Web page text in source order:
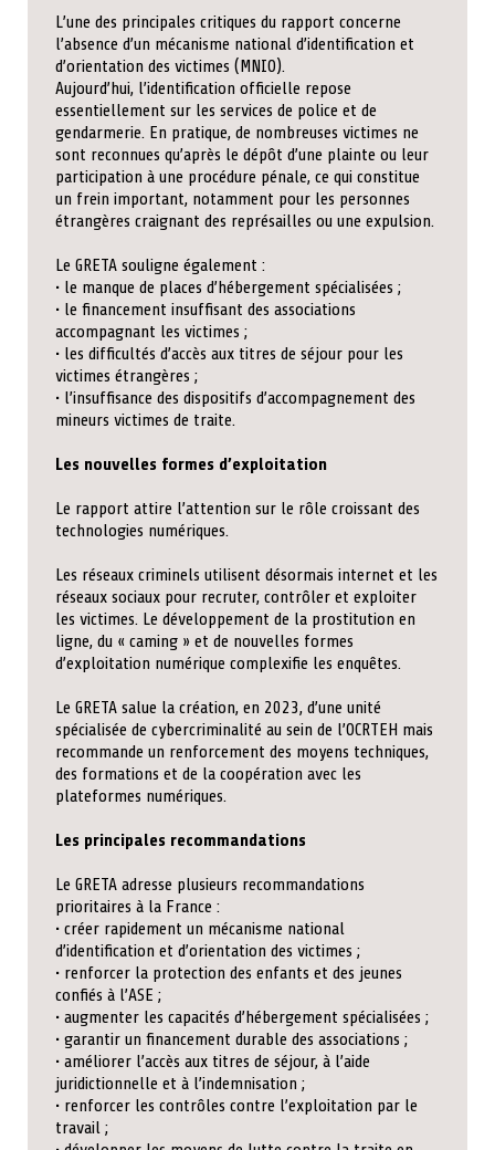
L’une des principales critiques du rapport concerne
l’absence d’un mécanisme national d’identification et
d’orientation des victimes (MNIO).
Aujourd’hui, l’identification officielle repose
essentiellement sur les services de police et de
gendarmerie. En pratique, de nombreuses victimes ne
sont reconnues qu’après le dépôt d’une plainte ou leur
participation à une procédure pénale, ce qui constitue
un frein important, notamment pour les personnes
étrangères craignant des représailles ou une expulsion.
Le GRETA souligne également :
• le manque de places d’hébergement spécialisées ;
• le financement insuffisant des associations
accompagnant les victimes ;
• les difficultés d’accès aux titres de séjour pour les
victimes étrangères ;
• l’insuffisance des dispositifs d’accompagnement des
mineurs victimes de traite.
Les nouvelles formes d’exploitation
Le rapport attire l’attention sur le rôle croissant des
technologies numériques.
Les réseaux criminels utilisent désormais internet et les
réseaux sociaux pour recruter, contrôler et exploiter
les victimes. Le développement de la prostitution en
ligne, du « caming » et de nouvelles formes
d’exploitation numérique complexifie les enquêtes.
Le GRETA salue la création, en 2023, d’une unité
spécialisée de cybercriminalité au sein de l’OCRTEH mais
recommande un renforcement des moyens techniques,
des formations et de la coopération avec les
plateformes numériques.
Les principales recommandations
Le GRETA adresse plusieurs recommandations
prioritaires à la France :
• créer rapidement un mécanisme national
d’identification et d’orientation des victimes ;
• renforcer la protection des enfants et des jeunes
confiés à l’ASE ;
• augmenter les capacités d’hébergement spécialisées ;
• garantir un financement durable des associations ;
• améliorer l’accès aux titres de séjour, à l’aide
juridictionnelle et à l’indemnisation ;
• renforcer les contrôles contre l’exploitation par le
travail ;